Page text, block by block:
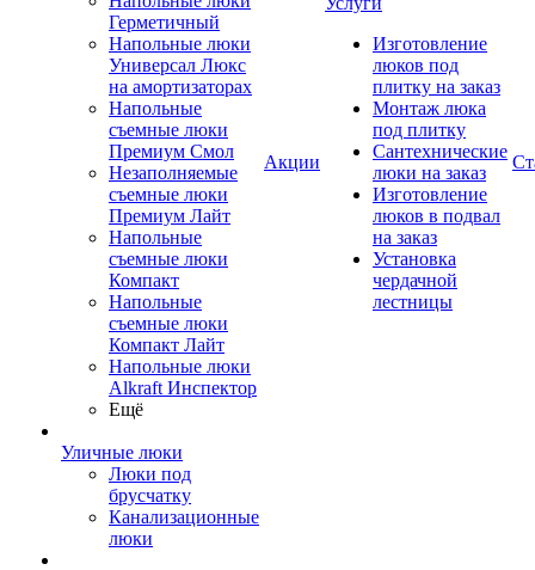
Герметичный
Напольные люки
Универсал Люкс
на амортизаторах
Напольные
съемные люки
Премиум Смол
Незаполняемые
съемные люки
Премиум Лайт
Напольные
съемные люки
Компакт
Напольные
съемные люки
Компакт Лайт
Напольные люки
Alkraft Инспектор
Ещё
Уличные люки
Люки под
брусчатку
Канализационные
люки
Акции
Изготовление
люков под
плитку на заказ
Монтаж люка
под плитку
Сантехнические
люки на заказ
Изготовление
люков в подвал
на заказ
Установка
чердачной
лестницы